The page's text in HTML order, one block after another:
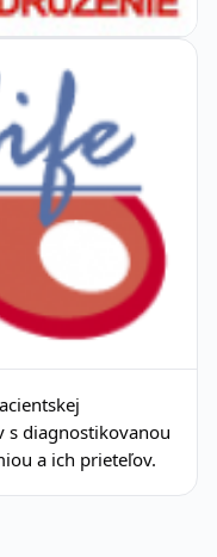
s diagnostikovanou
a ich prieteľov.